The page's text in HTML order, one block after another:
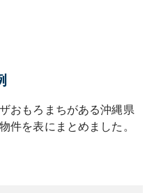
おもろまちがある沖縄県
件を表にまとめました。